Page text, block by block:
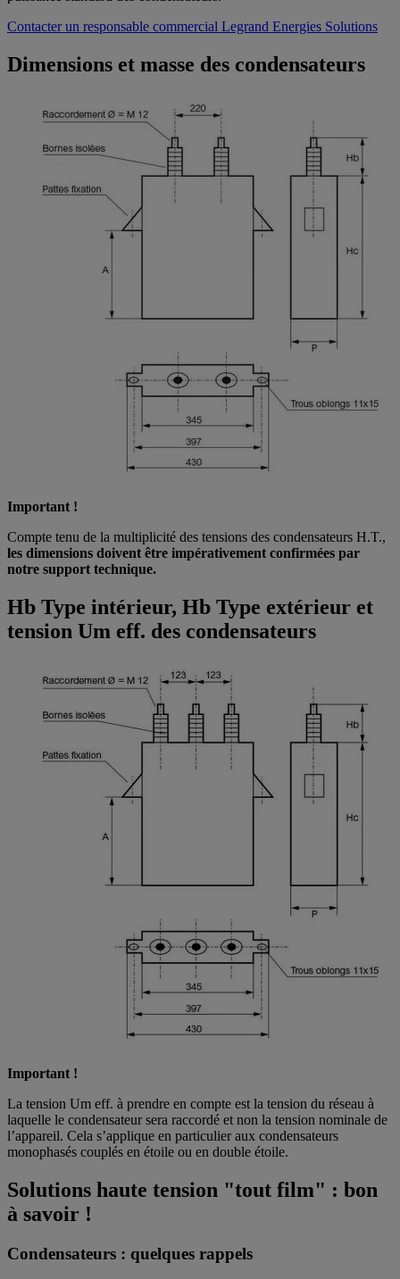
Contacter un responsable commercial Legrand Energies Solutions
Dimensions et masse des condensateurs
Important !
Compte tenu de la multiplicité des tensions des condensateurs H.T.,
les dimensions doivent être impérativement confirmées par
notre support technique.
Hb Type intérieur, Hb Type extérieur et
tension Um eff. des condensateurs
Important !
La tension Um eff. à prendre en compte est la tension du réseau à
laquelle le condensateur sera raccordé et non la tension nominale de
l’appareil. Cela s’applique en particulier aux condensateurs
monophasés couplés en étoile ou en double étoile.
Solutions haute tension "tout film" : bon
à savoir !
Condensateurs : quelques rappels